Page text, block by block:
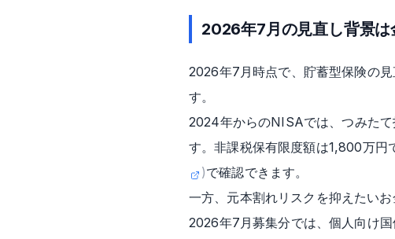
2026年7月の見直し背景は
2026年7月時点で、貯蓄型保険の
す。
2024年からのNISAでは、つみた
す。非課税保有限度額は1,800万円
)で確認できます。
一方、元本割れリスクを抑えたい
2026年7月募集分では、個人向け